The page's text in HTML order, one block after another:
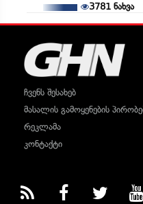
3781ნახვა
ჩვენს შესახებ
მასალის გამოყენების
რეკლამა
კონტაქტი